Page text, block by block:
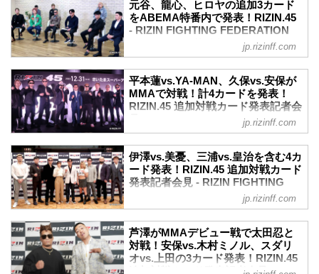
この『雷祭り2023 冬の陣』では、様々な
イベントを計画中！イベント詳細は決定
次第、RIZIN FF公式サイトやSNSで告知
大晦日に開催するRIZIN.45とともに、コ
ミュニティアリーナで開催される『雷祭
り2023 冬の陣』を楽しもう！
雷祭り2023 概要
開催日時
12/20（水）更新
以下の公開練習スケジュールが追加され
【追加】12月21日（木）14:15～皇治
以下の公開練習スケジュールが追加され
ました。
【追加】12月20日（水）13:00～ 朝倉海 /
ヒロヤ / ヴィンス・モラレス
12/12（火）更新
以下の公開練習スケジュールが追加され
ました。
【追加】12月14日（木）15:30～YA-MAN
12月11日（月）よりRIZIN.45に出場する
選手たちの公開練習が実施されることが
公...
元谷、龍心、ヒロヤの追加3カード
をABEMA特番内で発表！RIZIN.45
- RIZIN FIGHTING FEDERATION
とRIZIN FF公式Youtubeチャンネルでラ
イブ配信された『アベマでRIZIN
5minutes 平本蓮・YA-MAN緊急生出演
ライズ発表としてRIZIN.45の追加対戦カ
ードが3つ発表された。
元谷vs.モラレス、龍心vs.ジョンミン、
新井丈vs.ヒロヤが決定！
番組の冒頭から大晦日の追加カードの発
表があると榊原CEOより発言があり、そ
して番組中に追加の対戦カードが宣言通
りに発表された。
RIZIN....
jp.rizinff.com
平本蓮vs.YA-MAN、久保vs.安保が
MMAで対戦！計4カードを発表！
RIZIN.45 追加対戦カード発表記者会
FEDERATION オフィシャルサイト
12月10日（日）東京・渋谷の「Shibuya
Sakura Stage」にてRIZIN.45の追加対戦
カード発表記者会見が行われた。
司会進行は市川勝也アナウンサーが務
め、会見には榊原信行CEOと参戦が決ま
瑠輝也、篠塚辰樹、冨澤大智、YUSHI、
平本丈の計8名のファイターが登壇した。
平本蓮vs.YA-MAN、久保vs.安保がMMA
jp.rizinff.com
伊澤vs.美憂、三浦vs.皇治を含む4カ
ード発表！RIZIN.45 追加対戦カード
発表記者会見 - RIZIN FIGHTING
FEDERATION オフィシャルサイト
追加対戦カード発表記者会見が行われ
た。
司会進行はRIZIN実況担当の鈴木芳彦アナ
jp.rizinff.com
芦澤がMMAデビュー戦で太田忍と
対戦！安保vs.木村ミノル、スダリ
オvs.上田の3カード発表！RIZIN.45
追加対戦カード発表記者会見 -